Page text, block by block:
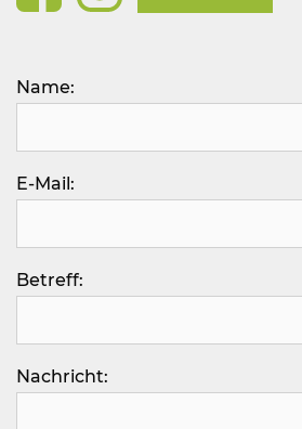
Name:
E-Mail:
Betreff:
Nachricht: